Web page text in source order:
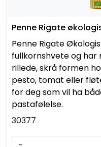
Penne Rigate
Penne Rigate
fullkornshvete og har
rillede, skrå formen
pesto, tomat eller
for deg som vil ha
pastafølelse.
30377